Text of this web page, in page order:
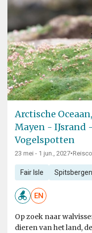
Arctische
Mayen - IJsrand
Vogelspotten
23 mei - 1 jun., 2027•
Fair Isle Spitsbergen
EN
Op zoek naar
dieren van het land,